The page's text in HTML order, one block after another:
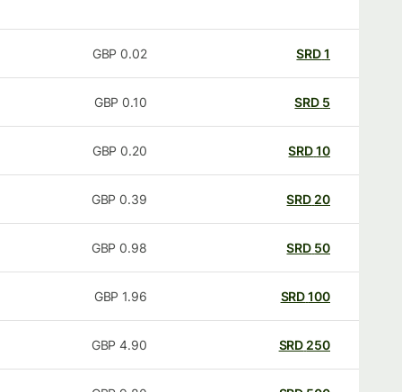
SRD
0.02
GBP
SRD
0.10
GBP
SRD
0.20
GBP
20
SRD
0.39
GBP
50
SRD
0.98
GBP
100
SRD
1.96
GBP
250
SRD
4.90
GBP